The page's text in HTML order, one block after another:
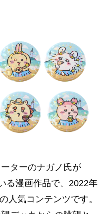
ターのナガノ氏が
る漫画作品で、2022年
人気コンテンツです。